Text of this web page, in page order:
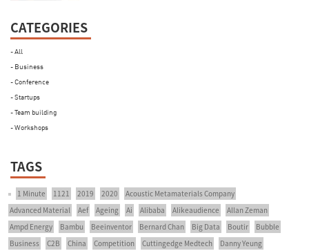
CATEGORIES
- All
- Business
- Conference
- Startups
- Team building
- Workshops
TAGS
1 Minute 1121 2019 2020
Acoustic Metamaterials Company
Advanced Material
Aef Ageing Ai Alibaba Alikeaudience
Allan Zeman
Ampd Energy
Bambu Beeinventor Bernard Chan Big Data Boutir
Bubble
Business
C2B China Competition Cuttingedge Medtech
Danny Yeung